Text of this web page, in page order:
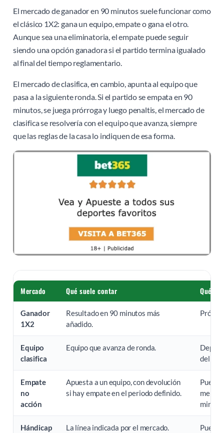
El mercado de ganador en 90 minutos suele funcionar como
el clásico 1X2: gana un equipo, empate o gana el otro.
Aunque sea una eliminatoria, el empate puede seguir
siendo una opción ganadora si el partido termina igualado
al final del tiempo reglamentario.
El mercado de clasifica, en cambio, apunta al equipo que
pasa a la siguiente ronda. Si el partido se empata en 90
minutos, se juega prórroga y luego penaltis, el mercado de
clasifica se resolvería con el equipo que avanza, siempre
que las reglas de la casa lo indiquen de esa forma.
Mercado Qué suele contar Qué
Ganador
1X2
Resultado en 90 minutos más
añadido.
Equipo
clasifica
Equipo que avanza de ronda.
del
Empate
no
acción
Apuesta a un equipo, con devolución
si hay empate en el periodo definido.
Puede
Hándicap
La línea indicada por el mercado.
Puede